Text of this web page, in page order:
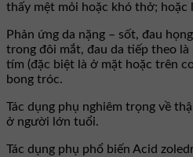
thấy mệt mỏi hoặc khó thở; hoặc
Phản ứng da nặng – sốt, đau
trong đôi mắt, đau da tiếp theo là
tím (đặc biệt là ở mặt hoặc trên
bong tróc.
Tác dụng phụ nghiêm trọng về
ở người lớn tuổi.
Tác dụng phụ phổ biến Acid